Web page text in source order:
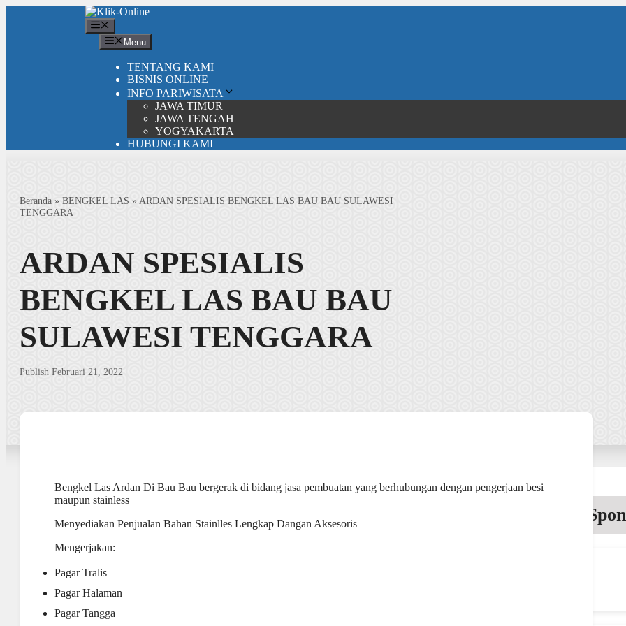
Menu
TENTANG KAMI
BISNIS ONLINE
INFO PARIWISATA
JAWA TIMUR
JAWA TENGAH
YOGYAKARTA
HUBUNGI KAMI
Beranda » BENGKEL LAS » ARDAN SPESIALIS BENGKEL LAS BAU BAU SULAWESI
TENGGARA
ARDAN SPESIALIS
BENGKEL LAS BAU BAU
SULAWESI TENGGARA
Publish Februari 21, 2022
Bengkel Las Ardan Di Bau Bau bergerak di bidang jasa pembuatan yang berhubungan dengan pengerjaan besi
maupun stainless
Menyediakan Penjualan Bahan Stainlles Lengkap Dangan Aksesoris
Mengerjakan:
Pagar Tralis
Pagar Halaman
Pagar Tangga